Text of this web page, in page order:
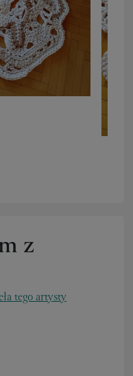
z
tego artysty